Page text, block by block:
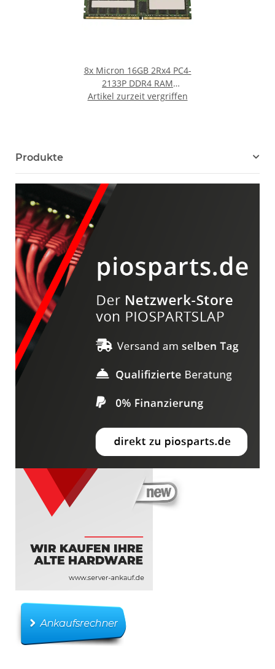
8x Micron 16GB 2Rx4 PC4-
2133P DDR4 RAM
MTA36ASF2G72PZ-2G1A2
Artikel zurzeit vergriffen
Produkte